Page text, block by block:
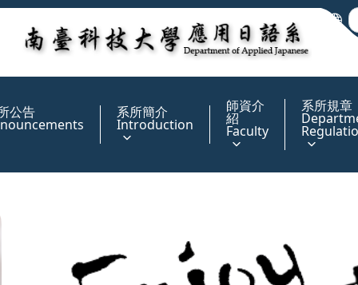
公告 系所簡介
Introduction
師資介
紹
Faculty
系所規章